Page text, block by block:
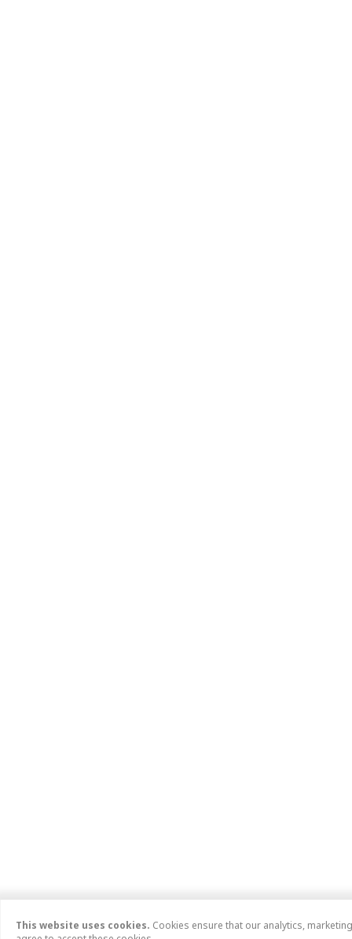
This website uses cookies. Cookies ensure that our analytics,